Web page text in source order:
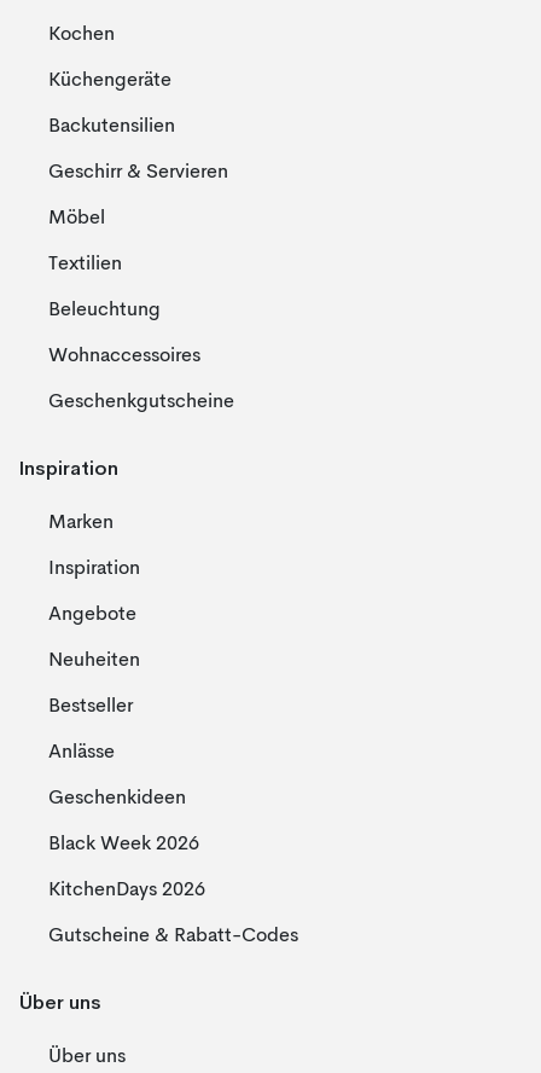
Kochen
Küchengeräte
Backutensilien
Geschirr & Servieren
Möbel
Textilien
Beleuchtung
Wohnaccessoires
Geschenkgutscheine
Inspiration
Marken
Inspiration
Angebote
Neuheiten
Bestseller
Anlässe
Geschenkideen
Black Week 2026
KitchenDays 2026
Gutscheine & Rabatt-Codes
Über uns
Über uns